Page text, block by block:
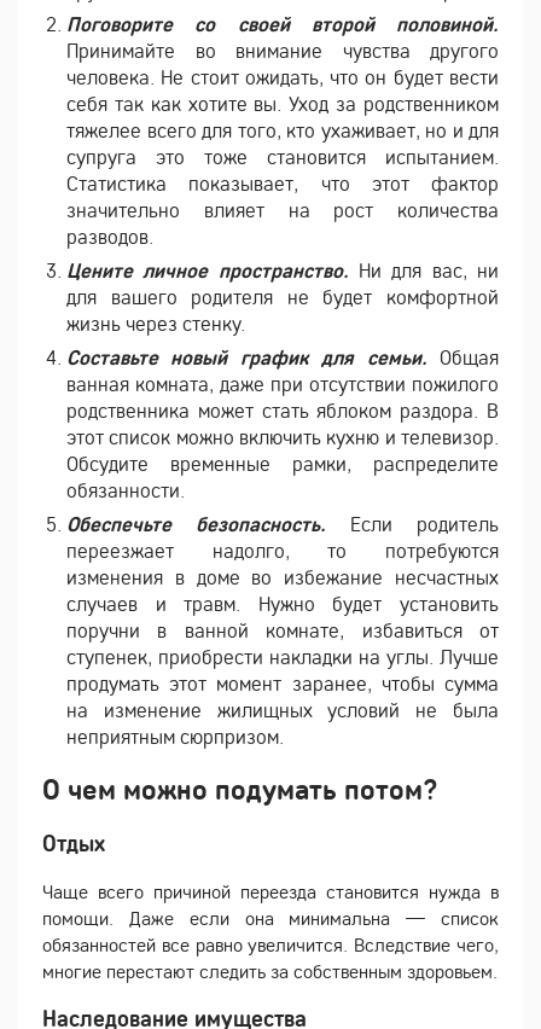
Поговорите со своей второй половиной.
Принимайте во внимание чувства другого
человека. Не стоит ожидать, что он будет вести
себя так как хотите вы. Уход за родственником
тяжелее всего для того, кто ухаживает, но и для
супруга это тоже становится испытанием.
Статистика показывает, что этот фактор
значительно влияет на рост количества
разводов.
Цените личное пространство. Ни для вас, ни
для вашего родителя не будет комфортной
жизнь через стенку.
Составьте новый график для семьи. Общая
ванная комната, даже при отсутствии пожилого
родственника может стать яблоком раздора. В
этот список можно включить кухню и телевизор.
Обсудите временные рамки, распределите
обязанности.
Обеспечьте безопасность. Если родитель
переезжает надолго, то потребуются
изменения в доме во избежание несчастных
случаев и травм. Нужно будет установить
поручни в ванной комнате, избавиться от
ступенек, приобрести накладки на углы. Лучше
продумать этот момент заранее, чтобы сумма
на изменение жилищных условий не была
неприятным сюрпризом.
О чем можно подумать потом?
Отдых
Чаще всего причиной переезда становится нужда в
помощи. Даже если она минимальна — список
обязанностей все равно увеличится. Вследствие чего,
многие перестают следить за собственным здоровьем.
Наследование имущества